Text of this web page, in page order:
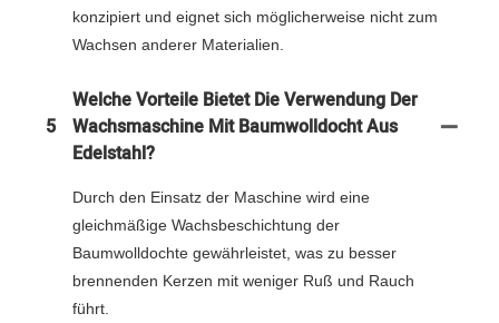
konzipiert und eignet sich möglicherweise nicht zum
Wachsen anderer Materialien.
5
Welche Vorteile Bietet Die Verwendung Der
Wachsmaschine Mit Baumwolldocht Aus
Edelstahl?
Durch den Einsatz der Maschine wird eine
gleichmäßige Wachsbeschichtung der
Baumwolldochte gewährleistet, was zu besser
brennenden Kerzen mit weniger Ruß und Rauch
führt.